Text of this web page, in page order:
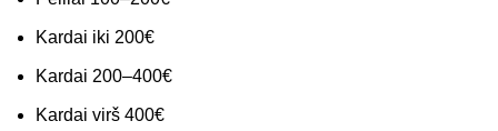
Kardai iki 200€
Kardai 200–400€
Kardai virš 400€